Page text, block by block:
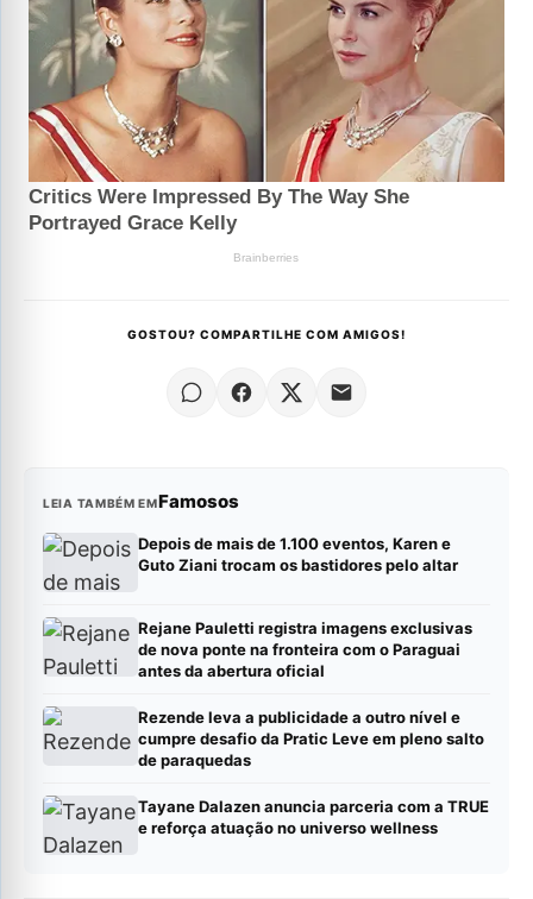
GOSTOU? COMPARTILHE COM AMIGOS!
LEIA TAMBÉM EMFamosos
Depois de mais de 1.100 eventos, Karen e
Guto Ziani trocam os bastidores pelo altar
Rejane Pauletti registra imagens exclusivas
de nova ponte na fronteira com o Paraguai
antes da abertura oficial
Rezende leva a publicidade a outro nível e
cumpre desafio da Pratic Leve em pleno salto
de paraquedas
Tayane Dalazen anuncia parceria com a TRUE
e reforça atuação no universo wellness